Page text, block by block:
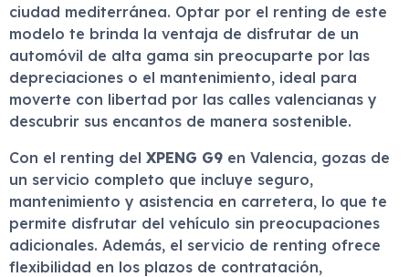
ciudad mediterránea. Optar por el renting de este
modelo te brinda la ventaja de disfrutar de un
automóvil de alta gama sin preocuparte por las
depreciaciones o el mantenimiento, ideal para
moverte con libertad por las calles valencianas y
descubrir sus encantos de manera sostenible.
Con el renting del XPENG G9 en Valencia, gozas de
un servicio completo que incluye seguro,
mantenimiento y asistencia en carretera, lo que te
permite disfrutar del vehículo sin preocupaciones
adicionales. Además, el servicio de renting ofrece
flexibilidad en los plazos de contratación,